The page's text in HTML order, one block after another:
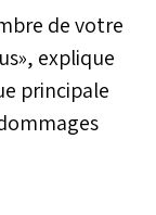
de votre
explique
principale